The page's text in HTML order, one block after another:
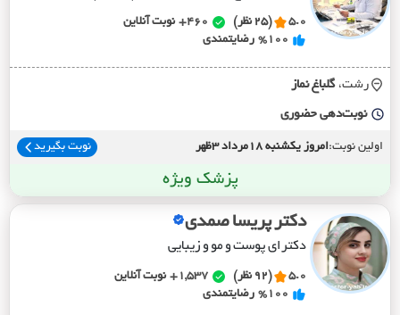
5.0 (25 نظر) 460+
نوبت آنلاین
%100 رضایتمندی
رشت، گلباغ نماز
نوبت‌دهی حضوری
اولین نوبت:امروز یکشنبه 18مرداد 3ظهر نوبت بگیرید
پزشک ویژه
دکتر پریسا صمدی
دکترای پوست و مو‌ و زیبایی
5.0 (92 نظر) 1,537+
نوبت آنلاین
%100 رضایتمندی